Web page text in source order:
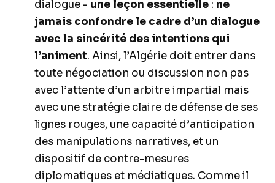
dialogue - une leçon essentielle : ne
jamais confondre le cadre d’un dialogue
avec la sincérité des intentions qui
l’animent. Ainsi, l’Algérie doit entrer dans
toute négociation ou discussion non pas
avec l’attente d’un arbitre impartial mais
avec une stratégie claire de défense de ses
lignes rouges, une capacité d’anticipation
des manipulations narratives, et un
dispositif de contre-mesures
diplomatiques et médiatiques. Comme il